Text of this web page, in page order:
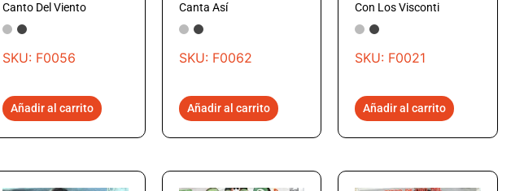
Canto Del Viento
SKU: F0056
Añadir al carrito
Canta Así
SKU: F0062
Añadir al carrito
Con Los Visconti
SKU: F0021
Añadir al carrito